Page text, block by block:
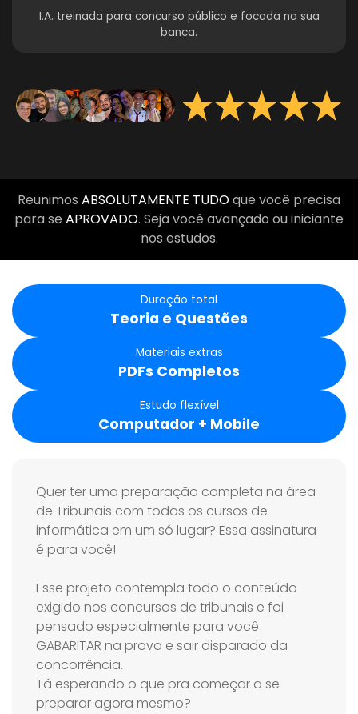
I.A. treinada para concurso público e focada na sua
banca.
Reunimos ABSOLUTAMENTE TUDOque você precisa
para se APROVADO. Seja você avançado ou iniciante
nos estudos.
Duração total
Teoria e Questões
Materiais extras
PDFs Completos
Estudo flexível
Computador + Mobile
Quer ter uma preparação completa na área
de Tribunais com todos os cursos de
informática em um só lugar? Essa assinatura
é para você!
Esse projeto contempla todo o conteúdo
exigido nos concursos de tribunais e foi
pensado especialmente para você
GABARITAR na prova e sair disparado da
concorrência.
Tá esperando o que pra começar a se
preparar agora mesmo?